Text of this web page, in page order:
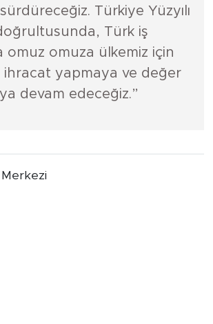
sürdüreceğiz. Türkiye Yüzyılı
Türk iş
omuz omuza ülkemiz için
ihracat yapmaya ve değer
devam edeceğiz.”
Merkezi